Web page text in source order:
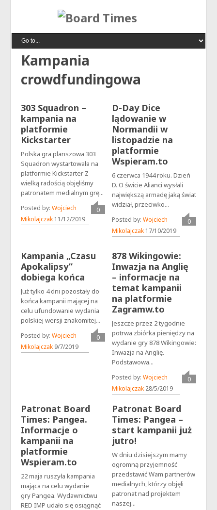
Kampania
crowdfundingowa
303 Squadron –
kampania na
platformie
Kickstarter
Polska gra planszowa 303
Squadron wystartowała na
platformie Kickstarter Z
wielką radością objęliśmy
patronatem medialnym grę...
Posted by: Wojciech
Mikolajczak 11/12/2019
0
komentarzy
D-Day Dice
lądowanie w
Normandii w
listopadzie na
platformie
Wspieram.to
6 czerwca 1944 roku. Dzień
D. O świcie Alianci wysłali
największą armadę jaką świat
widział, przeciwko...
Posted by:Wojciech
Mikolajczak 17/10/2019
0
Kampania „Czasu
Apokalipsy”
dobiega końca
Już tylko 4 dni pozostały do
końca kampanii mającej na
celu ufundowanie wydania
polskiej wersji znakomitej...
Posted by: Wojciech
Mikolajczak 9/7/2019
0
komentarzy
878 Wikingowie:
Inwazja na Anglię
– informacje na
temat kampanii
na platformie
Zagramw.to
Jeszcze przez 2 tygodnie
potrwa zbiórka pieniędzy na
wydanie gry 878 Wikingowie:
Inwazja na Anglię.
Podstawowa...
Posted by:Wojciech
Mikolajczak 28/5/2019
0
Patronat Board
Times: Pangea.
Informacje o
kampanii na
platformie
Wspieram.to
22 maja ruszyła kampania
mająca na celu wydanie
gry Pangea. Wydawnictwu
RED IMP udało się osiągnąć
Patronat Board
Times: Pangea –
start kampanii już
jutro!
W dniu dzisiejszym mamy
ogromną przyjemność
przedstawić Wam partnerów
medialnych, którzy objęli
patronat nad projektem
naszej...